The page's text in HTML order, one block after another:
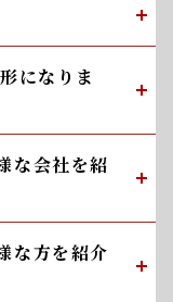
になりま
な会社を紹
な方を紹介